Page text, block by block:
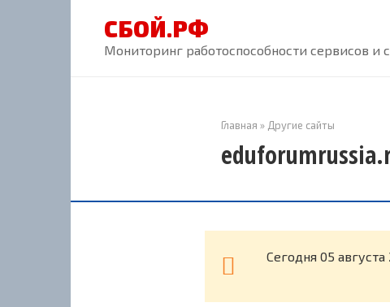
СБОЙ.РФ
Мониторинг работоспособности сервисов и
Главная » Другие сайты
Cегодня 05